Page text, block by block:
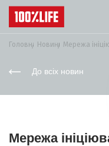
Головна Новини
До всіх новин
Мережа